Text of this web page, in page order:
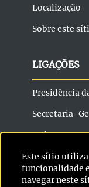
Localização
Sobre este
LIGAÇÕES
Presidência
Secretaria-
Ordens
Arquivo dos
Biblioteca da
Este sítio utiliza
funcionalidade
navegar neste